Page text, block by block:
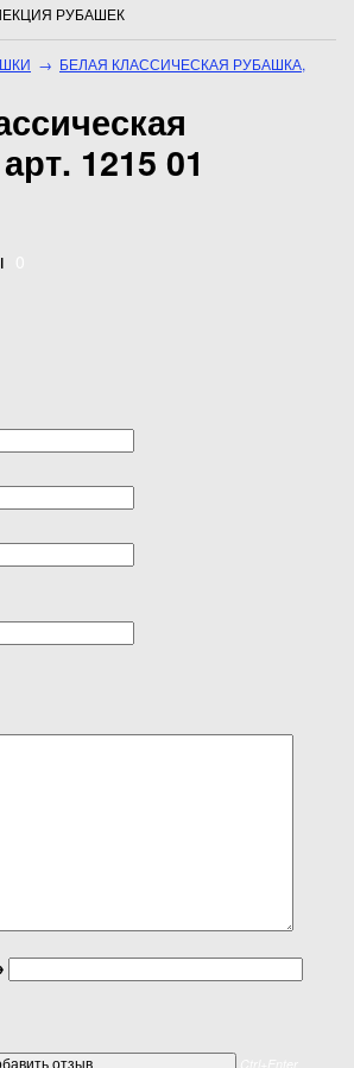
РУБАШЕК
→ БЕЛАЯ КЛАССИЧЕСКАЯ РУБАШКА,
1215 01